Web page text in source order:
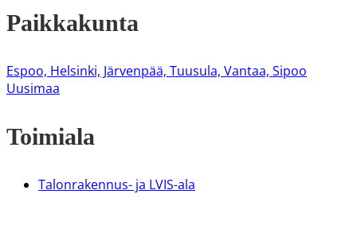
Paikkakunta
Espoo, Helsinki, Järvenpää, Tuusula, Vantaa, Sipoo
Uusimaa
Toimiala
Talonrakennus- ja LVIS-ala